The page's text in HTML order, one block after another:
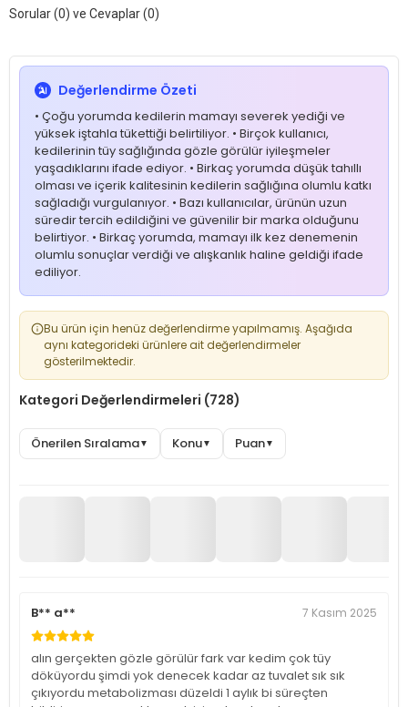
Sorular (0) ve Cevaplar (0)
Değerlendirme Özeti
• Çoğu yorumda kedilerin mamayı severek yediği ve
yüksek iştahla tükettiği belirtiliyor. • Birçok kullanıcı,
kedilerinin tüy sağlığında gözle görülür iyileşmeler
yaşadıklarını ifade ediyor. • Birkaç yorumda düşük tahıllı
olması ve içerik kalitesinin kedilerin sağlığına olumlu katkı
sağladığı vurgulanıyor. • Bazı kullanıcılar, ürünün uzun
süredir tercih edildiğini ve güvenilir bir marka olduğunu
belirtiyor. • Birkaç yorumda, mamayı ilk kez denemenin
olumlu sonuçlar verdiği ve alışkanlık haline geldiği ifade
ediliyor.
Bu ürün için henüz değerlendirme yapılmamış. Aşağıda
aynı kategorideki ürünlere ait değerlendirmeler
gösterilmektedir.
Kategori Değerlendirmeleri (728)
Önerilen Sıralama▼ Konu▼ Puan▼
B** a** 7 Kasım 2025
alın gerçekten gözle görülür fark var kedim çok tüy
döküyordu şimdi yok denecek kadar az tuvalet sık sık
çıkıyordu metabolizması düzeldi 1 aylık bi süreçten